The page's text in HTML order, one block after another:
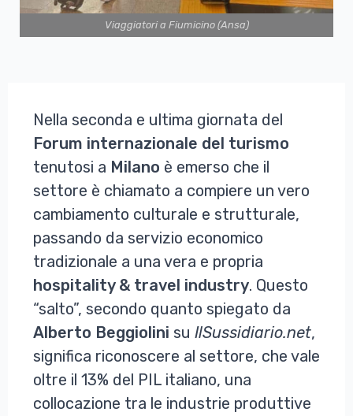
Viaggiatori a Fiumicino (Ansa)
Nella seconda e ultima giornata del
Forum internazionale del turismo
tenutosi a Milano è emerso che il
settore è chiamato a compiere un vero
cambiamento culturale e strutturale,
passando da servizio economico
tradizionale a una vera e propria
hospitality & travel industry. Questo
“salto”, secondo quanto spiegato da
Alberto Beggiolini su IlSussidiario.net,
significa riconoscere al settore, che vale
oltre il 13% del PIL italiano, una
collocazione tra le industrie produttive